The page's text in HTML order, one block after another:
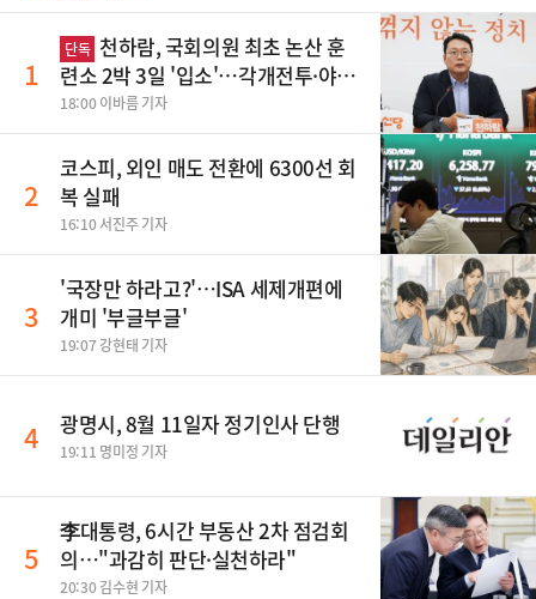
1
단독 천하람, 국회의원 최초 논산 훈
련소 2박 3일 '입소'…각개전투·야간
행군 한다
18:00 이바름 기자
2
코스피, 외인 매도 전환에 6300선 회
복 실패
16:10 서진주 기자
3
'국장만 하라고?'…ISA 세제개편에
개미 '부글부글'
19:07 강현태 기자
4 광명시, 8월 11일자 정기인사 단행
19:11 명미정 기자
5
李대통령, 6시간 부동산 2차 점검회
의…"과감히 판단·실천하라"
20:30 김수현 기자